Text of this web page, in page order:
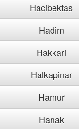
Hacibektas
Hadim
Hakkari
Halkapinar
Hamur
Hanak